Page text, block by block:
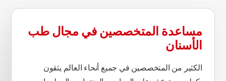
مساعدة المتخصصين في مجال طب
الأسنان
الكثير من المتخصصين في جميع أنحاء العالم يثقون